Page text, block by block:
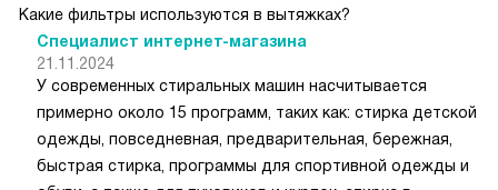
Какие фильтры используются в вытяжках?
Специалист интернет-магазина
21.11.2024
У современных стиральных машин насчитывается
примерно около 15 программ, таких как: стирка детской
одежды, повседневная, предварительная, бережная,
быстрая стирка, программы для спортивной одежды и